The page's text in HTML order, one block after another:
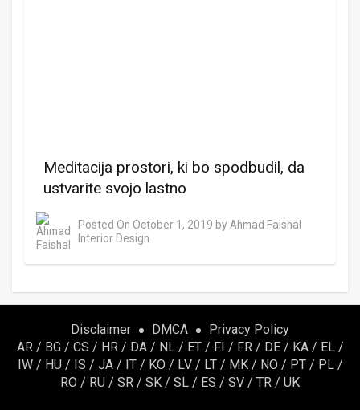
Meditacija prostori, ki bo spodbudil, da
ustvarite svojo lastno
Posted On October 1, 2019 by Ahmad Faishal
Interior Design
Disclaimer DMCA
Privacy Policy
AR/ BG/ CS / HR/ DA/ NL/ ET/ FI / FR/ DE/ KA/ EL/
IW/ HU/ IS / JA/ IT/ KO / LV/ LT/ MK/ NO / PT/ PL/
RO / RU / SR / SK / SL / ES / SV / TR / UK